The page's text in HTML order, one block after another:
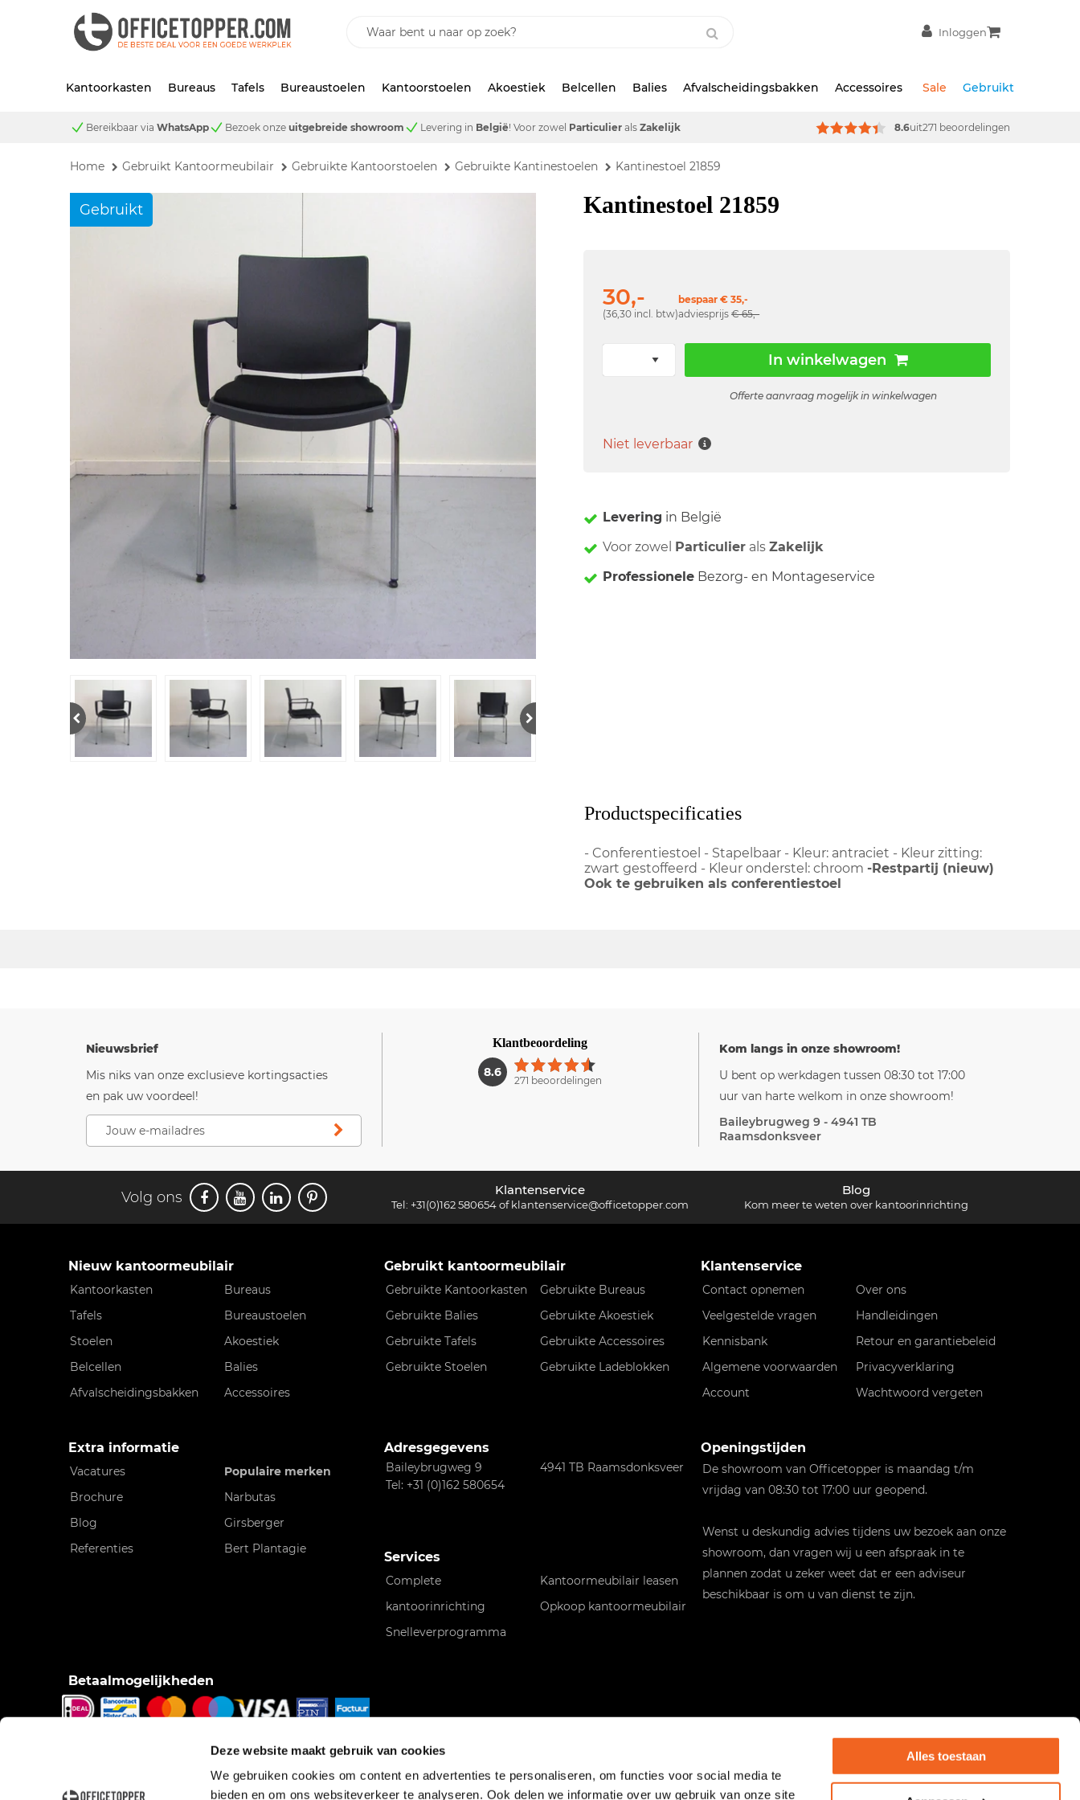
Deze website maakt gebruik van cookies
We gebruiken cookies om content en advertenties te personaliseren, om functies voor social media te
bieden en om ons websiteverkeer te analyseren. Ook delen we informatie over uw gebruik van onze site
Alles toestaan
Inloggen
Kantoorkasten Bureaus Tafels Bureaustoelen Kantoorstoelen Akoestiek Belcellen Balies Afvalscheidingsbakken Accessoires Sale Gebruikt
Bereikbaar via WhatsApp Bezoek onze uitgebreide showroom Levering in België! Voor zowel Particulier als Zakelijk 8.6uit271 beoordelingen
Home Gebruikt Kantoormeubilair Gebruikte Kantoorstoelen Gebruikte Kantinestoelen Kantinestoel 21859
Gebruikt Kantinestoel 21859
30,-
(36,30 incl. btw)
bespaar € 35,-
adviesprijs€ 65,-
In winkelwagen
Offerte aanvraag mogelijk in winkelwagen
Niet leverbaar
Levering in België
Voor zowel Particulier alsZakelijk
Professionele Bezorg- en Montageservice
Productspecificaties
- Conferentiestoel - Stapelbaar - Kleur: antraciet - Kleur zitting:
zwart gestoffeerd - Kleur onderstel: chroom -Restpartij (nieuw)
Ook te gebruiken als conferentiestoel
Nieuwsbrief
Mis niks van onze exclusieve kortingsacties
en pak uw voordeel!
Klantbeoordeling
8.6 1
271 beoordelingen
Kom langs in onze showroom!
U bent op werkdagen tussen 08:30 tot 17:00
uur van harte welkom in onze showroom!
Baileybrugweg 9 - 4941 TB
Raamsdonksveer
Volg ons Klantenservice
Tel: +31(0)162 580654ofklantenservice@officetopper.com
Blog
Kom meer te weten over kantoorinrichting
Nieuw kantoormeubilair
Kantoorkasten
Bureaus
Tafels
Bureaustoelen
Stoelen
Akoestiek
Belcellen
Balies
Afvalscheidingsbakken
Accessoires
Extra informatie
Vacatures
Populaire merken
Brochure
Narbutas
Blog
Girsberger
Referenties
Bert Plantagie
Betaalmogelijkheden
pinnen bij bezorging, Factuur.
Gebruikt kantoormeubilair
Gebruikte Kantoorkasten
Gebruikte Bureaus
Gebruikte Balies
Gebruikte Akoestiek
Gebruikte Tafels
Gebruikte Accessoires
Gebruikte Stoelen
Gebruikte Ladeblokken
Adresgegevens
Baileybrugweg 9
4941 TB Raamsdonksveer
Tel: +31 (0)162 580654
Services
Complete
kantoorinrichting
Kantoormeubilair leasen
Opkoop kantoormeubilair
Snelleverprogramma
Klantenservice
Contact opnemen
Over ons
Veelgestelde vragen
Handleidingen
Kennisbank
Retour en garantiebeleid
Algemene voorwaarden
Privacyverklaring
Account
Wachtwoord vergeten
Openingstijden
De showroom van Officetopper is maandag t/m
vrijdag van 08:30 tot 17:00 uur geopend.
Wenst u deskundig advies tijdens uw bezoek aan onze
showroom, dan vragen wij u een afspraak in te
plannen zodat u zeker weet dat er een adviseur
beschikbaar is om u van dienst te zijn.